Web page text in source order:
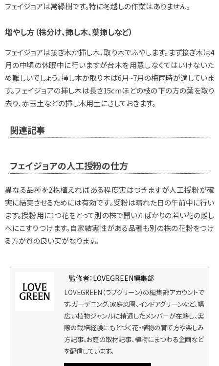
フェイジョアは常緑樹です。特に冬越しの作業はありません。
増やし方（株分け、挿し木、葉挿しなど）
フェイジョアは接ぎ木か挿し木、取り木でふやします。まず接ぎ木は4
月の中頃の休眠中に行いますが台木を用意しなくてはいけないた
め難しいでしょう。挿し木か取り木は6月~7月の梅雨時が適していま
す。フェイジョアの挿し木は長さ15cmほどの枝の下の方の葉を取り
去り、赤玉土などの挿し木用土にさしておきます。
関連記事
フェイジョアの人工授粉の仕方
異なる品種を2株植えればある程度実はつきますが人工授粉が確
実に結実させるためには有効です。受粉は晴れた日の午前中に行い
ます。授粉用に1つ花をとって別の株で開いたばかりの若い花の雌し
べにこすりつけます。自家結実性がある品種も別の株の花粉をつけ
る方が質の良い実がなります。
監修者：LOVEGREEN編集部
LOVEGREEN（ラブグリーン）の編集部アカウントで
す。ガーデニング、家庭菜園、インドアグリーンなど、幅
広い植物ジャンルに精通したメンバーが在籍し、実
際の栽培経験にもとづく花・植物の育て方や楽しみ
方記事、お庭の取材記事、植物にまつわる企画など
を配信しています。